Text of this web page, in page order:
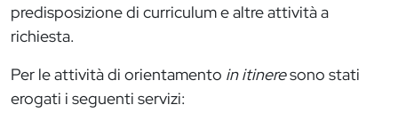
predisposizione di curriculum e altre attività a
richiesta.
Per le attività di orientamento in itineresono stati
erogati i seguenti servizi: